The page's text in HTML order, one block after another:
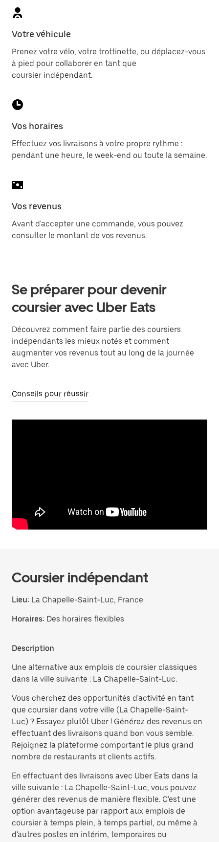
Votre véhicule
Prenez votre vélo, votre trottinette, ou déplacez-vous
à pied pour collaborer en tant que
coursier indépendant.
Vos horaires
Effectuez vos livraisons à votre propre rythme :
pendant une heure, le week-end ou toute la semaine.
Vos revenus
Avant d'accepter une commande, vous pouvez
consulter le montant de vos revenus.
Se préparer pour devenir
coursier avec Uber Eats
Découvrez comment faire partie des coursiers
indépendants les mieux notés et comment
augmenter vos revenus tout au long de la journée
avec Uber.
Conseils pour réussir
Coursier indépendant
Lieu: La Chapelle-Saint-Luc, France
Horaires: Des horaires flexibles
Description
Une alternative aux emplois de coursier classiques
dans la ville suivante : La Chapelle-Saint-Luc.
Vous cherchez des opportunités d'activité en tant
que coursier dans votre ville (La Chapelle-Saint-
Luc) ? Essayez plutôt Uber ! Générez des revenus en
effectuant des livraisons quand bon vous semble.
Rejoignez la plateforme comportant le plus grand
nombre de restaurants et clients actifs.
En effectuant des livraisons avec Uber Eats dans la
ville suivante : La Chapelle-Saint-Luc, vous pouvez
générer des revenus de manière flexible. C'est une
option avantageuse par rapport aux emplois de
coursier à temps plein, à temps partiel, ou même à
d'autres postes en intérim, temporaires ou